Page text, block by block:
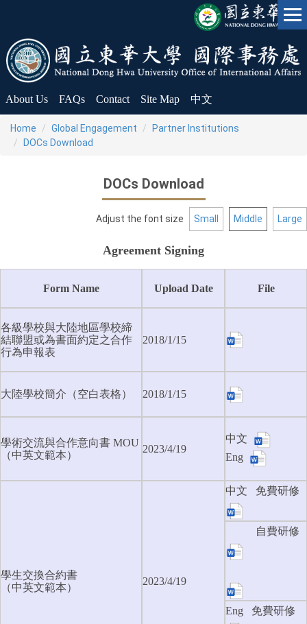
the
main
content
block
About Us FAQs Contact Site Map 中文
Home Global Engagement
Partner Institutions
DOCs Download
DOCs Download
Adjust the font size Small Middle Large
Agreement Signing
Form Name Upload Date File
各級學校與大陸地區學校締
結聯盟或為書面約定之合作
行為申報表
2018/1/15
大陸學校簡介（空白表格） 2018/1/15
學術交流與合作意向書 MOU
（中英文範本）
2023/4/19
中文
Eng
學生交換合約書
（中英文範本）
2023/4/19
中文 免費研修
自費研修
Eng 免費研修